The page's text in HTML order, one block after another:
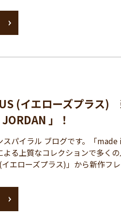
(イエローズプラス)
」！
パイラル ブログです。「made
る上質なコレクションで多く
(イエローズプラス)」から新作